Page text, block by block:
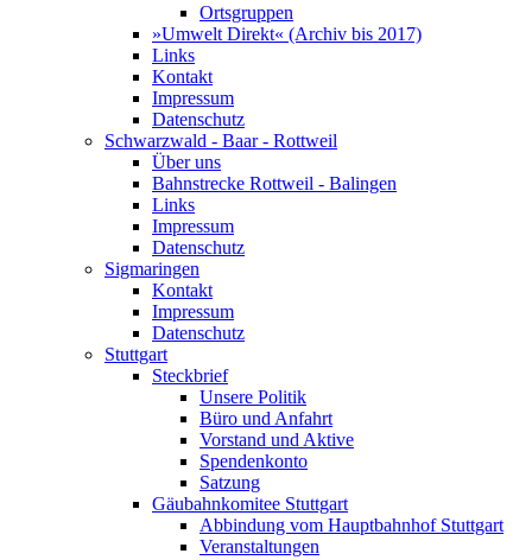
Ortsgruppen
»Umwelt Direkt« (Archiv bis 2017)
Links
Kontakt
Impressum
Datenschutz
Schwarzwald - Baar - Rottweil
Über uns
Bahnstrecke Rottweil - Balingen
Links
Impressum
Datenschutz
Sigmaringen
Kontakt
Impressum
Datenschutz
Stuttgart
Steckbrief
Unsere Politik
Büro und Anfahrt
Vorstand und Aktive
Spendenkonto
Satzung
Gäubahnkomitee Stuttgart
Abbindung vom Hauptbahnhof Stuttgart
Veranstaltungen